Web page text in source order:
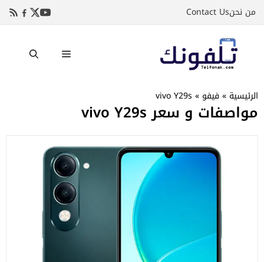
إلىمن نحنContact Us
القائمة
الرئيسية » فيفو »
vivo Y29s
مواصفات و سعر vivo Y29s